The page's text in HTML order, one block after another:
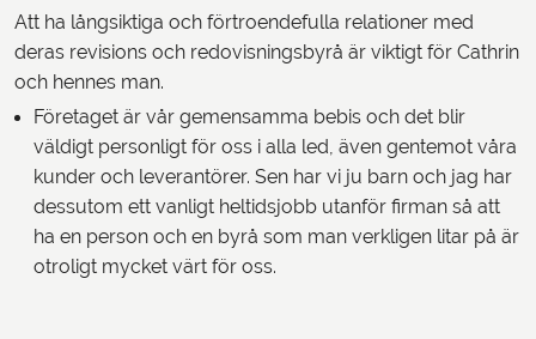
Att ha långsiktiga och förtroendefulla relationer med
deras revisions och redovisningsbyrå är viktigt för Cathrin
och hennes man.
Företaget är vår gemensamma bebis och det blir
väldigt personligt för oss i alla led, även gentemot våra
kunder och leverantörer. Sen har vi ju barn och jag har
dessutom ett vanligt heltidsjobb utanför firman så att
ha en person och en byrå som man verkligen litar på är
otroligt mycket värt för oss.